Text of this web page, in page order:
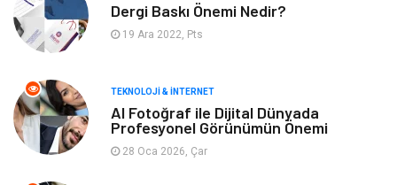
Plaka Tanıma Sistemleri Hediyelik Eşya
Tarım & Hayvancılık Moda
Dergi Baskı Önemi Nedir?
19 Ara 2022, Pts
TEKNOLOJI & İNTERNET
AI Fotoğraf ile Dijital Dünyada
Profesyonel Görünümün Önemi
28 Oca 2026, Çar